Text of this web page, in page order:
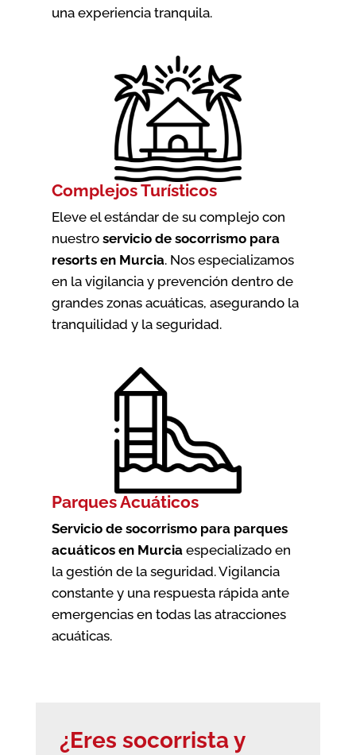
una experiencia tranquila.
Complejos Turísticos
Eleve el estándar de su complejo con
nuestro servicio de socorrismo para
resorts en Murcia. Nos especializamos
en la vigilancia y prevención dentro de
grandes zonas acuáticas, asegurando la
tranquilidad y la seguridad.
Parques Acuáticos
Servicio de socorrismo para parques
acuáticos en Murcia especializado en
la gestión de la seguridad. Vigilancia
constante y una respuesta rápida ante
emergencias en todas las atracciones
acuáticas.
¿Eres socorrista y